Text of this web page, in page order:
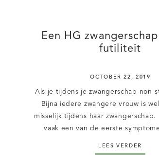
Een HG
futiliteit
OCTOBER 22, 2019
Als je tijdens je zwangerschap non-
Bijna iedere zwangere vrouw is
misselijk tijdens haar
vaak een van de eerste
misselijkheid, hoort erbij, zeggen
LEES VERDER